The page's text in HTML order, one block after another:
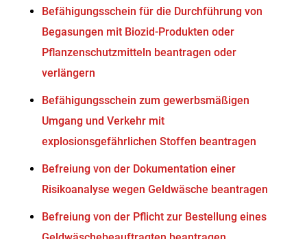
Befähigungsschein für die Durchführung von
Begasungen mit Biozid-Produkten oder
Pflanzenschutzmitteln beantragen oder
verlängern
Befähigungsschein zum gewerbsmäßigen
Umgang und Verkehr mit
explosionsgefährlichen Stoffen beantragen
Befreiung von der Dokumentation einer
Risikoanalyse wegen Geldwäsche beantragen
Befreiung von der Pflicht zur Bestellung eines